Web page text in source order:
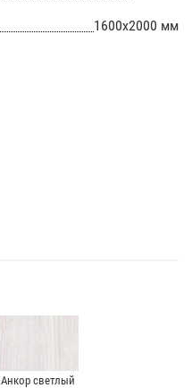
1600х2000 мм
Анкор светлый